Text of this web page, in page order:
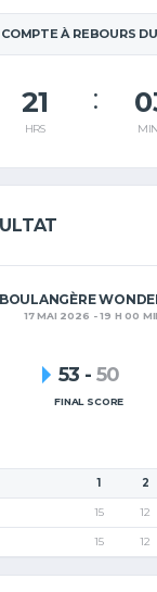
COMPTE À REBOURS
21
HRS
17 MAI 2026 - 19 H 00
53 - 50
FINAL SCORE
1 2
15 12
15 12